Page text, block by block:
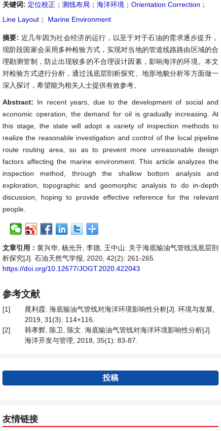
关键词: 定位校正 ； 测线布局 ； 海洋环境 ； Orientation Correction ；
Line Layout ； Marine Environment
摘要: 近几年因为社会经济的运行，以至于对于石油的需求逐步提升，
现阶段国家会采用多种检验方式，实现对当地的管道线路路由区域的合
理勘测管制，防止出现较多的不合理设计因素，影响海洋的环境。本文
对检验方式进行分析，通过浅底层剖析探究、地形地貌分析等方面做一
深入探讨，希望能为相关人士提供有效参考。
Abstract: In recent years, due to the development of social and
economic operation, the demand for oil is gradually increasing. At
this stage, the state will adopt a variety of inspection methods to
realize the reasonable investigation and control of the local pipeline
route routing area, so as to prevent more unreasonable design
factors affecting the marine environment. This article analyzes the
inspection method, through the shallow bottom analysis and
exploration, topographic and geomorphic analysis to do in-depth
discussion, hoping to provide effective reference for the relevant
people.
文章引用： 黄兴华, 杨光升, 李德, 王中山. 关于海底输油气管线浅底层剖
析探究[J]. 石油天然气学报, 2020, 42(2): 261-265.
https://doi.org/10.12677/JOGT.2020.422043
参考文献
[1]
晁利霞. 海底输油气管线对海洋环境影响性分析[J]. 环境与发展,
2019, 31(3): 114+116.
[2]
韩孝辉, 陈卫, 陈文. 海底输油气管线对海洋环境影响性分析[J].
海洋开发与管理, 2018, 35(1): 83-87.
投稿
友情链接